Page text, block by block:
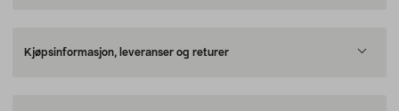
Kjøpsinformasjon, leveranser og returer